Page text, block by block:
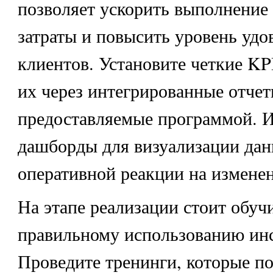
позволяет ускорить выполнение
затраты и повысить уровень
клиентов. Установите четкие
их через интегрированные
предоставляемые программой.
дашборды для визуализации
оперативной реакции на
На этапе реализации стоит
правильному использованию
Проведите тренинги, которые